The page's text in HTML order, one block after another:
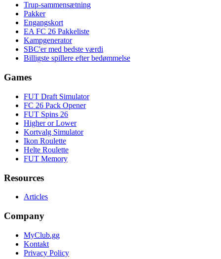
Trup-sammensætning
Pakker
Engangskort
EA FC 26 Pakkeliste
Kampgenerator
SBC'er med bedste værdi
Billigste spillere efter bedømmelse
Games
FUT Draft Simulator
FC 26 Pack Opener
FUT Spins 26
Higher or Lower
Kortvalg Simulator
Ikon Roulette
Helte Roulette
FUT Memory
Resources
Articles
Company
MyClub.gg
Kontakt
Privacy Policy